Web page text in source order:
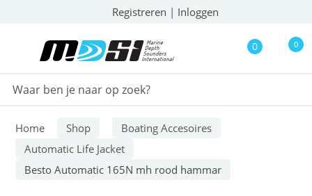
Registreren | Inloggen
0 0
Home Shop
Boating Accesoires
Automatic Life Jacket
Besto Automatic 165N mh rood hammar